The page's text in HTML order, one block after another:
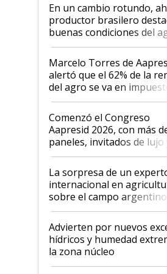
En un cambio rotundo,
productor brasilero
buenas condiciones del
argentino para invertir:
más motivados"
Marcelo Torres de
alertó que el 62% de la
del agro se va en
"No es bueno que en
Argentina se sigan
las mismas cosas de hace
años"
Comenzó el Congreso
Aapresid 2026, con más
paneles, invitados de lujo y
todas las tendencias
La sorpresa de un
internacional en
sobre el campo argentino:
"Estoy muy
Advierten por nuevos
hídricos y humedad
la zona núcleo